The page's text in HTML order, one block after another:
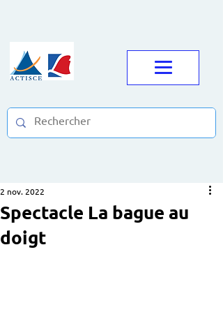
Spectacle La bague au
doigt
2 nov. 2022